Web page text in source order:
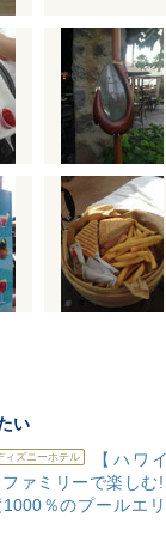
い
ィズニーホテル
【ハワ
ァミリーで楽しむ
1000％のプールエ